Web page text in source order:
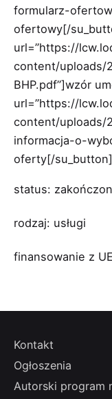
formularz-
ofertowy[/
url=”https://
content/uploads/
BHP.pdf”]wzór
url=”https://
content/uploads/
informacja-o-
oferty[/su_button]
status:
rodzaj: usługi
finansowanie z
Kontakt
Ogłoszenia
Autorski program